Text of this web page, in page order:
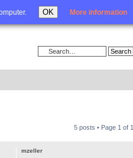
OK More information
Login
5 posts • Page 1 of 1
mzeller